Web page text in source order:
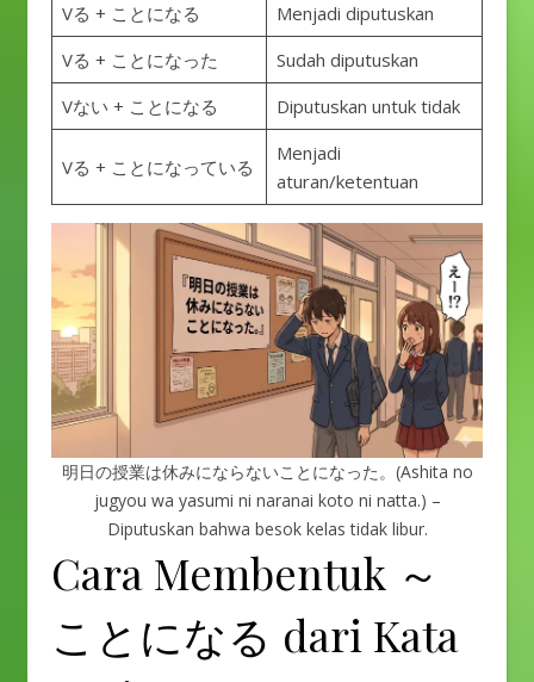
Vる + ことになる
Menjadi diputuskan
Vる + ことになった
Sudah diputuskan
Vない + ことになる
Diputuskan untuk tidak
Vる + ことになっている
Menjadi
aturan/ketentuan
明日の授業は休みにならないことになった。(Ashita no
jugyou wa yasumi ni naranai koto ni natta.) –
Diputuskan bahwa besok kelas tidak libur.
Cara Membentuk ～
ことになる dari Kata